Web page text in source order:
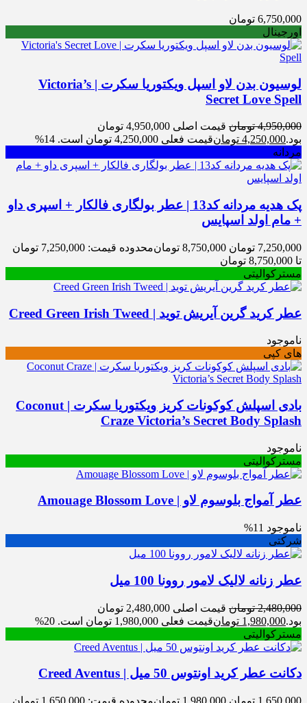
6,750,000 تومان
اورجینال
لوسیون بدن لاو اسپل ویکتوریا سکرت | Victoria’s
Secret Love Spell
4,950,000 تومان
قیمت اصلی 4,950,000 تومان
بود.4,250,000 تومانقیمت فعلی 4,250,000 تومان است.
14%
مردانه
پک هدیه مردانه کد13 | عطر بولگاری فالکار + اسپری داو
+ مام اولد اسپایس
7,250,000 تومان 8,750,000 تومان
محدوده قیمت: 7,250,000 تومان
تا 8,750,000 تومان
مسترکوالیتی
عطر کرید گرین آیریش توید | Creed Green Irish Tweed
ناموجود
های کپی
بادی اسپلش کوکونات کریز ویکتوریا سکرت | Coconut
Craze Victoria’s Secret Body Splash
ناموجود
مسترکوالیتی
عطر آمواج بلوسوم لاو | Amouage Blossom Love
ناموجود 11%
شرکتی
عطر زنانه لالیک لامور روونا 100 میل
2,480,000 تومان
قیمت اصلی 2,480,000 تومان
بود.1,980,000 تومانقیمت فعلی 1,980,000 تومان است.
20%
مسترکوالیتی
دکانت عطر کرید اونتوس 50 میل | Creed Aventus
1,650,000 تومان 1,980,000 تومان محدوده قیمت: 1,650,000 تومان